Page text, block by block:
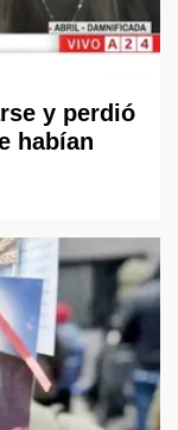
y perdió
habían